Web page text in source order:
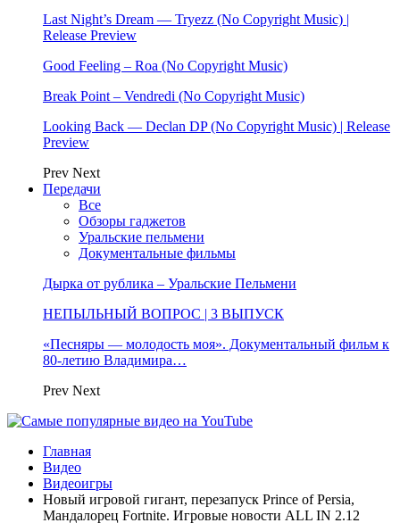
Last Night’s Dream — Tryezz (No Copyright Music) |
Release Preview
Good Feeling – Roa (No Copyright Music)
Break Point – Vendredi (No Copyright Music)
Looking Back — Declan DP (No Copyright Music) | Release
Preview
Prev Next
Передачи
Все
Обзоры гаджетов
Уральские пельмени
Документальные фильмы
Дырка от рублика – Уральские Пельмени
НЕПЫЛЬНЫЙ ВОПРОС | 3 ВЫПУСК
«Песняры — молодость моя». Документальный фильм к
80-летию Владимира…
Prev Next
Главная
Видео
Видеоигры
Новый игровой гигант, перезапуск Prince of Persia,
Мандалорец Fortnite. Игровые новости ALL IN 2.12